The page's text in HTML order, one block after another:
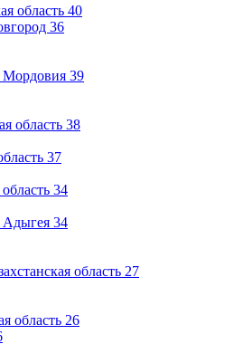
область 40
36
Мордовия 39
область 38
37
34
Адыгея 34
область 27
область 26